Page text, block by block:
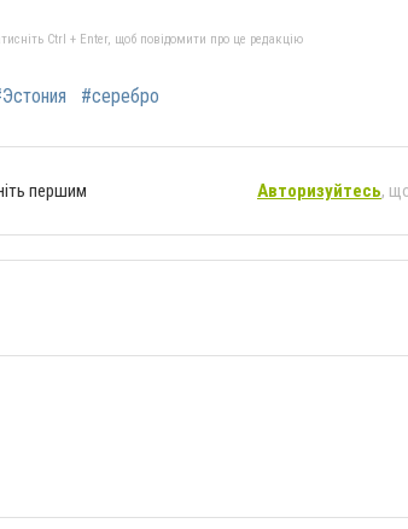
Ctrl + Enter, щоб повідомити про це редакцію
#серебро
першим Авторизуйтесь,